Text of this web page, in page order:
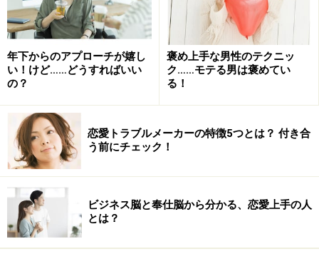
年下からのアプローチが嬉し
い！けど……どうすればいい
の？
褒め上手な男性のテクニッ
ク……モテる男は褒めてい
る！
恋愛トラブルメーカーの特徴5つとは？ 付き合
う前にチェック！
ビジネス脳と奉仕脳から分かる、恋愛上手の人
とは？